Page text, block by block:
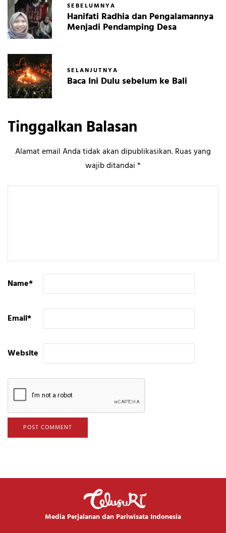
SEBELUMNYA
Hanifati Radhia dan Pengalamannya
Menjadi Pendamping Desa
SELANJUTNYA
Baca Ini Dulu sebelum ke Bali
Tinggalkan Balasan
Alamat email Anda tidak akan dipublikasikan.Ruas yang
wajib ditandai*
Name*
Email*
Website
Media Perjalanan dan Pariwisata Indonesia